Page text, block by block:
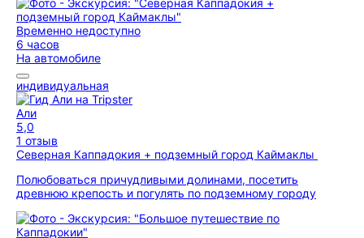
Временно недоступно
6 часов
На автомобиле
индивидуальная
Али
5,0
1 отзыв
Северная Каппадокия + подземный город Каймаклы
Полюбоваться причудливыми долинами, посетить
древнюю крепость и погулять по подземному городу